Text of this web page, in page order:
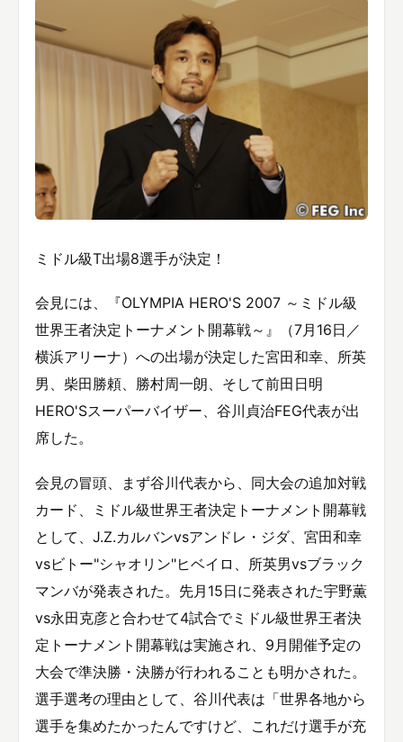
ミドル級T出場8選手が決定！
会見には、『OLYMPIA HERO'S 2007 ～ミドル級
世界王者決定トーナメント開幕戦～』（7月16日／
横浜アリーナ）への出場が決定した宮田和幸、所英
男、柴田勝頼、勝村周一朗、そして前田日明
HERO'Sスーパーバイザー、谷川貞治FEG代表が出
席した。
会見の冒頭、まず谷川代表から、同大会の追加対戦
カード、ミドル級世界王者決定トーナメント開幕戦
として、J.Z.カルバンvsアンドレ・ジダ、宮田和幸
vsビトー"シャオリン"ヒベイロ、所英男vsブラック
マンバが発表された。先月15日に発表された宇野薫
vs永田克彦と合わせて4試合でミドル級世界王者決
定トーナメント開幕戦は実施され、9月開催予定の
大会で準決勝・決勝が行われることも明かされた。
選手選考の理由として、谷川代表は「世界各地から
選手を集めたかったんですけど、これだけ選手が充